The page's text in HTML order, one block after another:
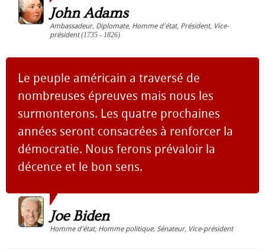
John Adams
Ambassadeur, Diplomate, Homme d'état, Président, Vice-
président(1735 - 1826)
Le peuple américain a traversé de
nombreuses épreuves mais nous les
surmonterons. Les quatre prochaines
années seront consacrées à renforcer la
démocratie. Nous ferons prévaloir la
décence et le bon sens.
Joe Biden
Homme d'état, Homme politique, Sénateur, Vice-président